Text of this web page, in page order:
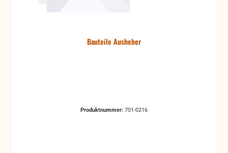
Bauteile Ausheber
Produktnummer: 701-0216